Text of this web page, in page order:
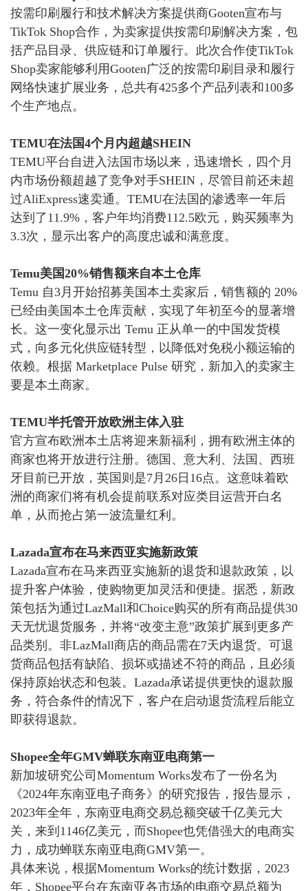
按需印刷履行和技术解决方案提供商Gooten宣布与
TikTok Shop合作，为卖家提供按需印刷解决方案，包
括产品目录、供应链和订单履行。 此次合作使TikTok
Shop卖家能够利用Gooten广泛的按需印刷目录和履行
网络快速扩展业务，总共有425多个产品列表和100多
个生产地点。
TEMU在法国4个月内超越SHEIN
TEMU平台自进入法国市场以来，迅速增长，四个月
内市场份额超越了竞争对手SHEIN，尽管目前还未超
过AliExpress速卖通。 TEMU在法国的渗透率一年后
达到了11.9%，客户年均消费112.5欧元，购买频率为
3.3次，显示出客户的高度忠诚和满意度。
Temu美国20%销售额来自本土仓库
Temu 自3月开始招募美国本土卖家后，销售额的 20%
已经由美国本土仓库贡献，实现了年初至今的显著增
长。 这一变化显示出 Temu 正从单一的中国发货模
式，向多元化供应链转型，以降低对免税小额运输的
依赖。根据 Marketplace Pulse 研究，新加入的卖家主
要是本土商家。
TEMU半托管开放欧洲主体入驻
官方宣布欧洲本土店将迎来新福利，拥有欧洲主体的
商家也将开放进行注册。 德国、意大利、法国、西班
牙目前已开放，英国则是7月26日16点。 这意味着欧
洲的商家们将有机会提前联系对应类目运营开白名
单，从而抢占第一波流量红利。
Lazada宣布在马来西亚实施新政策
Lazada宣布在马来西亚实施新的退货和退款政策，以
提升客户体验，使购物更加灵活和便捷。 据悉，新政
策包括为通过LazMall和Choice购买的所有商品提供30
天无忧退货服务，并将“改变主意”政策扩展到更多产
品类别。非LazMall商店的商品需在7天内退货。可退
货商品包括有缺陷、损坏或描述不符的商品，且必须
保持原始状态和包装。Lazada承诺提供更快的退款服
务，符合条件的情况下，客户在启动退货流程后能立
即获得退款。
Shopee全年GMV蝉联东南亚电商第一
新加坡研究公司 Momentum Works发布了一份名为
《2024年东南亚电子商务》的研究报告，报告显示，
2023年全年，东南亚电商交易总额突破千亿美元大
关，来到1146亿美元， 而Shopee也凭借强大的电商实
力，成功蝉联东南亚电商GMV第一。
具体来说，根据Momentum Works的统计数据，2023
年，Shopee平台在东南亚各市场的电商交易总额为